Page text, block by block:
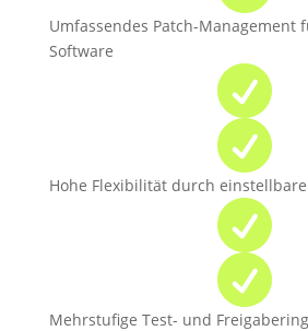
Umfassendes Patch-Management
Software


Hohe Flexibilität durch


Mehrstufige Test- und